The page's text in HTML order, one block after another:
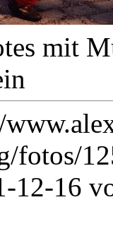
mit
fotos/
12-16